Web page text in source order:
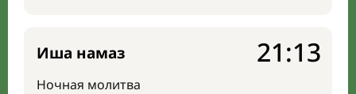
Иша намаз
Ночная молитва
21:13